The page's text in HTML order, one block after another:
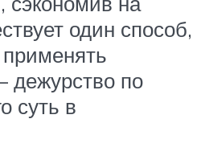
один способ,
дежурство по
суть в